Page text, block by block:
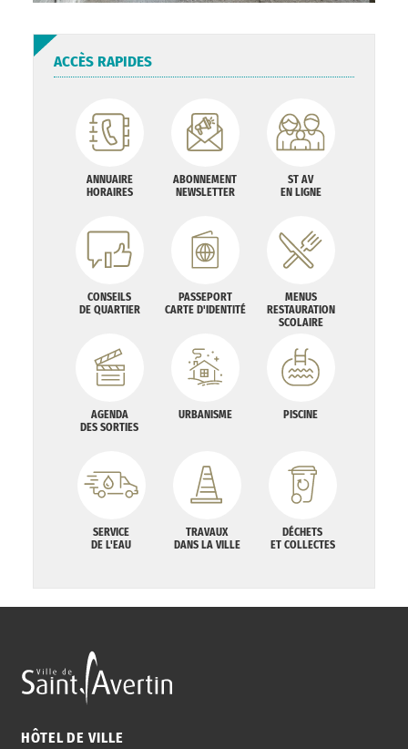
ACCÈS RAPIDES
ANNUAIRE
HORAIRES
ABONNEMENT
NEWSLETTER
ST AV
EN LIGNE
CONSEILS
DE QUARTIER
PASSEPORT
CARTE D'IDENTITÉ
MENUS
RESTAURATION
SCOLAIRE
AGENDA
DES SORTIES
URBANISME PISCINE
SERVICE
DE L'EAU
TRAVAUX
DANS LA VILLE
DÉCHETS
ET COLLECTES
HÔTEL DE VILLE